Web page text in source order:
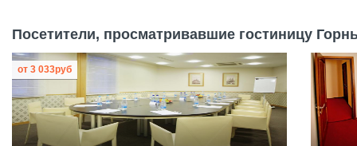
Посетители, просматривавшие гостиницу
от 3 033руб